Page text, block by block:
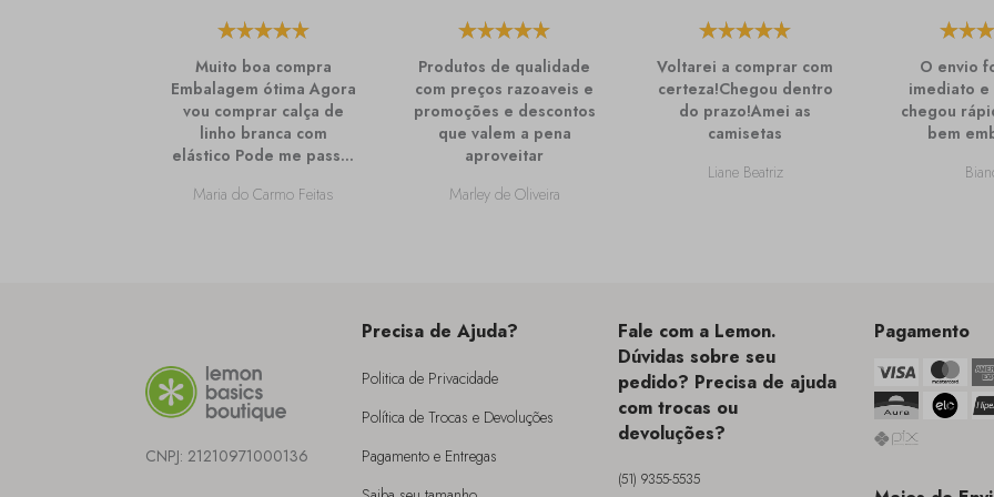
Muito boa compra
Embalagem ótima Agora
vou comprar calça de
linho branca com
elástico Pode me passar
ela?
Maria do Carmo Feitas
Produtos de qualidade
com preços razoaveis e
promoções e descontos
que valem a pena
aproveitar
Marley de Oliveira
Voltarei a comprar com
certeza!Chegou dentro
do prazo!Amei as
camisetas
Liane Beatriz
O envio
imediato e
chegou
bem
CNPJ: 21210971000136
Precisa de Ajuda?
Politica de Privacidade
Política de Trocas e Devoluções
Pagamento e Entregas
Fale com a Lemon.
Dúvidas sobre seu
pedido? Precisa de ajuda
com trocas ou
devoluções?
Pagamento